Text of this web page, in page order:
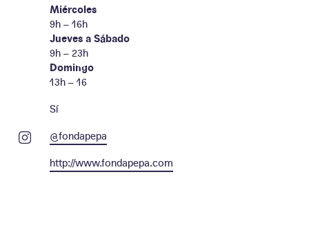
Miércoles
9h – 16h
Jueves a Sábado
9h – 23h
Domingo
13h – 16
Sí
@fondapepa
http://www.fondapepa.com